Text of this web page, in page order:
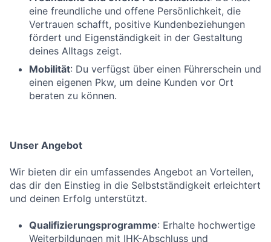
eine freundliche und offene Persönlichkeit, die
Vertrauen schafft, positive Kundenbeziehungen
fördert und Eigenständigkeit in der Gestaltung
deines Alltags zeigt.
Mobilität: Du verfügst über einen Führerschein und
einen eigenen Pkw, um deine Kunden vor Ort
beraten zu können.
Unser Angebot
Wir bieten dir ein umfassendes Angebot an Vorteilen,
das dir den Einstieg in die Selbstständigkeit erleichtert
und deinen Erfolg unterstützt.
Qualifizierungsprogramme: Erhalte hochwertige
Weiterbildungen mit IHK-Abschluss und